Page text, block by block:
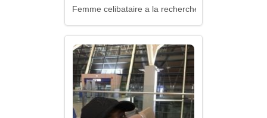
Femme celibataire a la recherche d'un mari